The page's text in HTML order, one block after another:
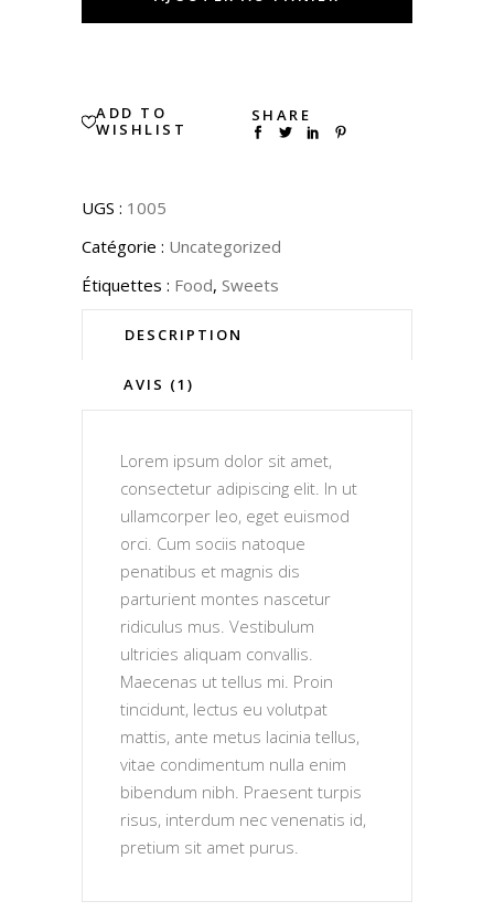
ADD TO
WISHLIST
SHARE
UGS : 1005
Catégorie : Uncategorized
Étiquettes : Food, Sweets
DESCRIPTION
AVIS (1)
Lorem ipsum dolor sit amet,
consectetur adipiscing elit. In ut
ullamcorper leo, eget euismod
orci. Cum sociis natoque
penatibus et magnis dis
parturient montes nascetur
ridiculus mus. Vestibulum
ultricies aliquam convallis.
Maecenas ut tellus mi. Proin
tincidunt, lectus eu volutpat
mattis, ante metus lacinia tellus,
vitae condimentum nulla enim
bibendum nibh. Praesent turpis
risus, interdum nec venenatis id,
pretium sit amet purus.